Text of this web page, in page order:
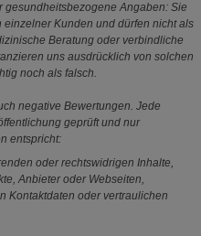
gesundheitsbezogene Angaben: Sie
Kunden und dürfen nicht als
Beratung oder verbindliche
uns ausdrücklich von solchen
noch als falsch.
negative Bewertungen. Jede
geprüft und nur
entspricht:
oder rechtswidrigen Inhalte,
Anbieter oder Webseiten,
Kontaktdaten oder vertraulichen